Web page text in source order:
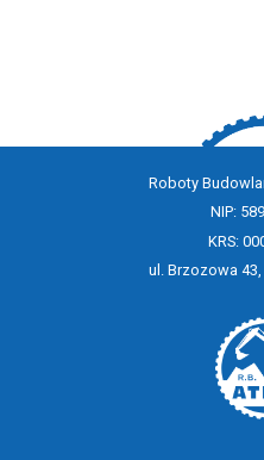
Roboty
NIP:
KRS:
ul. Brzozowa